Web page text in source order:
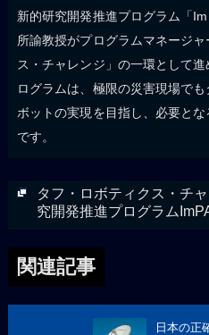
新的研究開発推進プログラム「
所諭教授がプログラムマネージ
ス・チャレンジ」の一環として
ログラムは、極限の災害現場で
ボットの実現を目指し、必要と
です。
タフ・ロボティクス・チ
究開発推進プログラム
関連記事
日本の正